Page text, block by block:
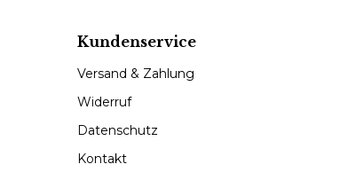
Kundenservice
Versand & Zahlung
Widerruf
Datenschutz
Kontakt